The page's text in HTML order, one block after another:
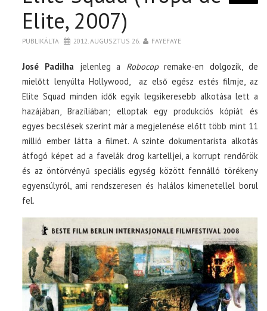
Elite, 2007)
PUBLIKÁLTA 2012. AUGUSZTUS 26. FAYEFAYE
José Padilha jelenleg a Robocopremake-en dolgozik, de
mielőtt lenyúlta Hollywood, az első egész estés filmje, az
Elite Squad minden idők egyik legsikeresebb alkotása lett a
hazájában, Brazíliában; elloptak egy produkciós kópiát és
egyes becslések szerint már a megjelenése előtt több mint 11
millió ember látta a filmet. A szinte dokumentarista alkotás
átfogó képet ad a favelák drog kartelljei, a korrupt rendőrök
és az öntörvényű speciális egység között fennálló törékeny
egyensúlyról, ami rendszeresen és halálos kimenetellel borul
fel.